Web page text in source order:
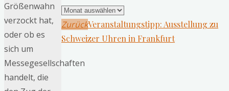
Größenwahn
verzockt hat,
oder ob es
sich um
Messegesellschaften
handelt, die
Archiv
ZurückVeranstaltungstipp: Ausstellung zu
Schweizer Uhren in Frankfurt